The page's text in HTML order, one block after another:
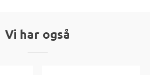
Vi har også